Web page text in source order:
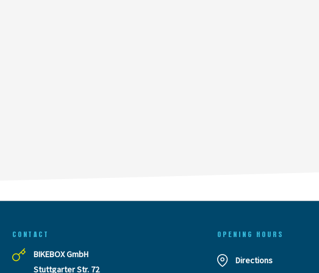
CONTACT
BIKEBOX GmbH
Stuttgarter Str. 72
OPENING HOURS
Directions